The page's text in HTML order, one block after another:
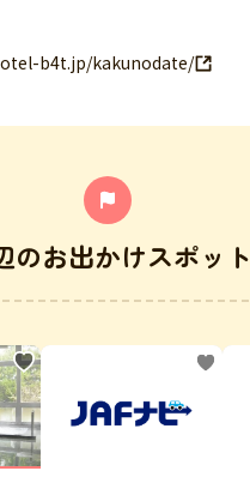
b4t.jp/kakunodate/
のお出かけスポット